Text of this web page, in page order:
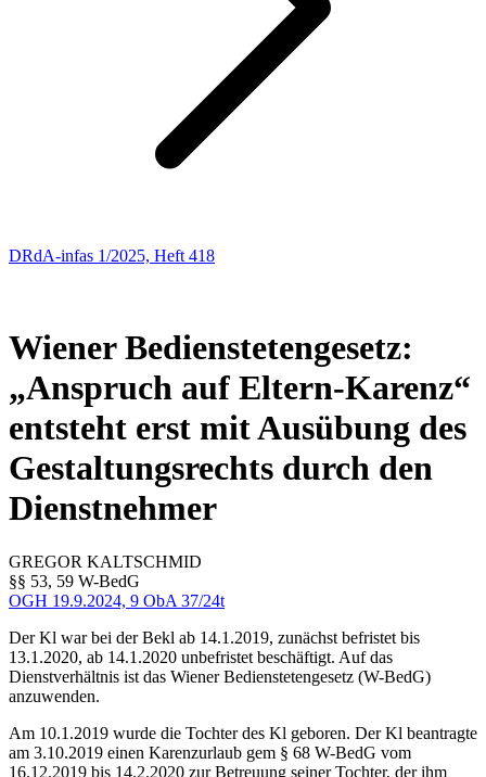
DRdA-infas 1/2025, Heft 418
Wiener Bedienstetengesetz:
„Anspruch auf Eltern-Karenz“
entsteht erst mit Ausübung des
Gestaltungsrechts durch den
Dienstnehmer
GREGOR KALTSCHMID
§§ 53, 59 W-BedG
OGH 19.9.2024, 9 ObA 37/24t
Der Kl war bei der Bekl ab 14.1.2019, zunächst befristet bis
13.1.2020, ab 14.1.2020 unbefristet beschäftigt. Auf das
Dienstverhältnis ist das Wiener Bedienstetengesetz (W-BedG)
anzuwenden.
Am 10.1.2019 wurde die Tochter des Kl geboren. Der Kl beantragte
am 3.10.2019 einen Karenzurlaub gem § 68 W-BedG vom
16.12.2019 bis 14.2.2020 zur Betreuung seiner Tochter, der ihm